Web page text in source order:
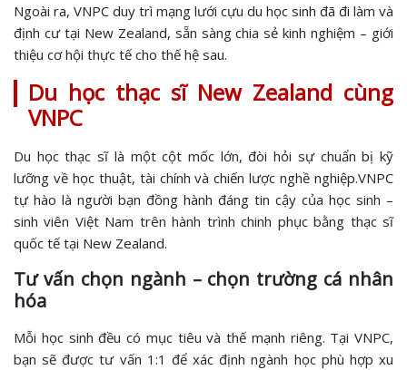
Ngoài ra, VNPC duy trì mạng lưới cựu du học sinh đã đi làm và
định cư tại New Zealand, sẵn sàng chia sẻ kinh nghiệm – giới
thiệu cơ hội thực tế cho thế hệ sau.
Du học thạc sĩ New Zealand cùng
VNPC
Du học thạc sĩ là một cột mốc lớn, đòi hỏi sự chuẩn bị kỹ
lưỡng về học thuật, tài chính và chiến lược nghề nghiệp.VNPC
tự hào là người bạn đồng hành đáng tin cậy của học sinh –
sinh viên Việt Nam trên hành trình chinh phục bằng thạc sĩ
quốc tế tại New Zealand.
Tư vấn chọn ngành – chọn trường cá nhân
hóa
Mỗi học sinh đều có mục tiêu và thế mạnh riêng. Tại VNPC,
bạn sẽ được tư vấn 1:1 để xác định ngành học phù hợp xu